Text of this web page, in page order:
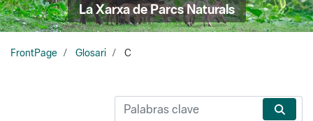
La Xarxa de Parcs Naturals
FrontPage Glosari C